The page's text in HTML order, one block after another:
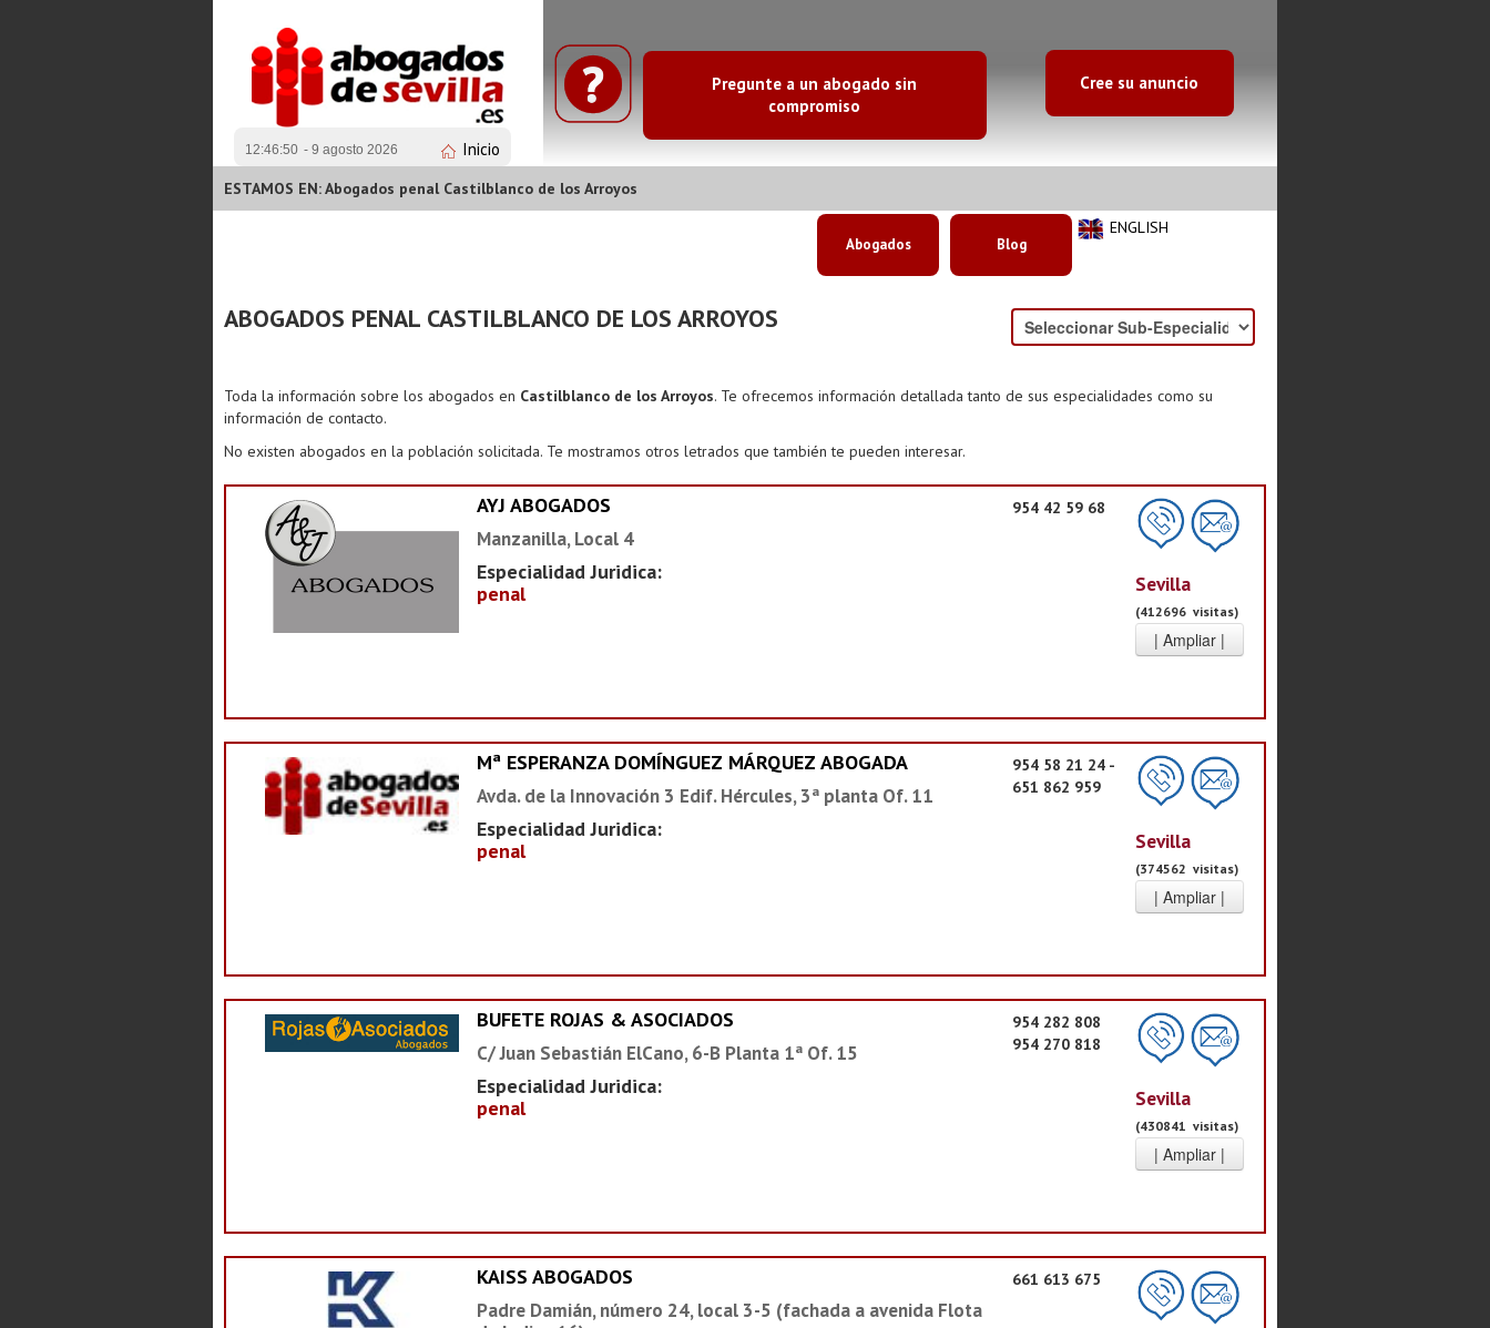
12:46:51 - 9 agosto 2026 Inicio
Pregunte a un abogado sin
compromiso
Cree su anuncio
ESTAMOS EN: Abogados penal Castilblanco de los Arroyos
ENGLISH
Abogados Blog
ABOGADOS PENAL CASTILBLANCO DE LOS ARROYOS
Toda la información sobre los abogados en Castilblanco de los Arroyos. Te ofrecemos información detallada tanto de sus especialidades como su
información de contacto.
No existen abogados en la población solicitada. Te mostramos otros letrados que también te pueden interesar.
AYJ ABOGADOS
Manzanilla, Local 4
Especialidad Juridica:
penal
954 42 59 68
Sevilla
(412696 visitas)
Mª ESPERANZA DOMÍNGUEZ MÁRQUEZ ABOGADA
Avda. de la Innovación 3 Edif. Hércules, 3ª planta Of. 11
Especialidad Juridica:
penal
954 58 21 24 -
651 862 959
Sevilla
(374562 visitas)
BUFETE ROJAS & ASOCIADOS
C/ Juan Sebastián ElCano, 6-B Planta 1ª Of. 15
Especialidad Juridica:
penal
954 282 808
954 270 818
Sevilla
(430841 visitas)
KAISS ABOGADOS
Padre Damián, número 24, local 3-5 (fachada a avenida Flota
661 613 675